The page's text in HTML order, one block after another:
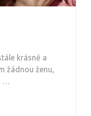
krásně a
žádnou ženu,
…